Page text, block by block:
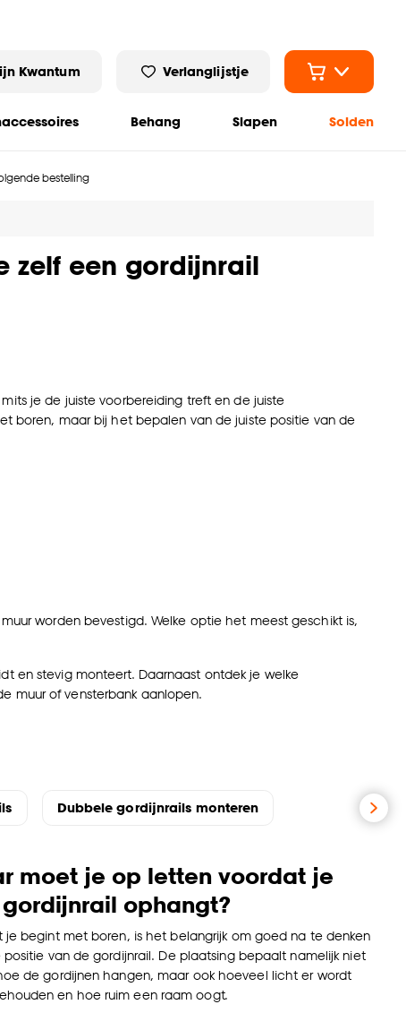
Kwantum Verlanglijstje
Behang Slapen Solden
bestelling
zelf een gordijnrail
je de juiste voorbereiding treft en de juiste
boren, maar bij het bepalen van de juiste positie van de
worden bevestigd. Welke optie het meest geschikt is,
en stevig monteert. Daarnaast ontdek je welke
muur of vensterbank aanlopen.
Dubbele gordijnrails monteren
moet je op letten voordat je
ophangt?
je begint met boren, is het belangrijk om goed na te denken
positie van de gordijnrail. De plaatsing bepaalt namelijk niet
de gordijnen hangen, maar ook hoeveel licht er wordt
en hoe ruim een raam oogt.